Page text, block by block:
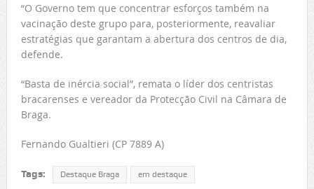
“O Governo tem que concentrar esforços também na
vacinação deste grupo para, posteriormente, reavaliar
estratégias que garantam a abertura dos centros de dia,
defende.
“Basta de inércia social”, remata o líder dos centristas
bracarenses e vereador da Protecção Civil na Câmara de
Braga.
Fernando Gualtieri (CP 7889 A)
Tags: Destaque Braga em destaque